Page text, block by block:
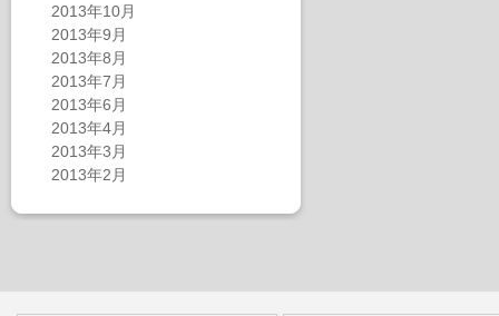
2013年10月
2013年9月
2013年8月
2013年7月
2013年6月
2013年4月
2013年3月
2013年2月